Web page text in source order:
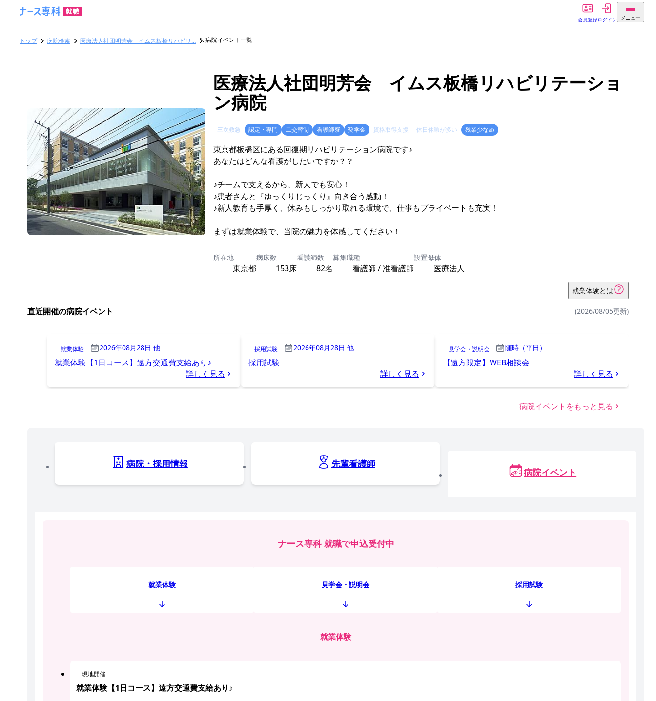
会員登録ログイン メニュー
トップ 病院検索 医療法人社団明芳会 イムス板橋リハビリ… 病院イベント一覧
医療法人社団明芳会 イムス板橋リハビリテーショ
ン病院
三次救急 認定・専門 二交替制 看護師寮 奨学金 資格取得支援 休日休暇が多い 残業少なめ
東京都板橋区にある回復期リハビリテーション病院です♪
あなたはどんな看護がしたいですか？？
♪チームで支えるから、新人でも安心！
♪患者さんと『ゆっくりじっくり』向き合う感動！
♪新人教育も手厚く、休みもしっかり取れる環境で、仕事もプライベートも充実！
まずは就業体験で、当院の魅力を体感してください！
所在地
東京都
病床数
153床
看護師数
82名
募集職種
看護師 / 准看護師
設置母体
医療法人
就業体験とは
直近開催の病院イベント (2026/08/05更新)
就業体験 2026年08月28日 他
就業体験【1日コース】遠方交通費支給あり♪
詳しく見る
採用試験 2026年08月28日 他
採用試験
詳しく見る
見学会・説明会 随時（平日）
【遠方限定】WEB相談会
詳しく見る
病院イベントをもっと見る
病院・採用情報 先輩看護師
病院イベント
ナース専科 就職で申込受付中
就業体験 見学会・説明会 採用試験
就業体験
現地開催
就業体験【1日コース】遠方交通費支給あり♪